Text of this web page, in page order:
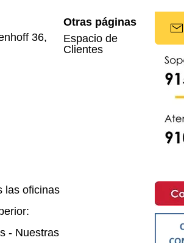
36,
las oficinas
- Nuestras
Otras páginas
Espacio de
Clientes